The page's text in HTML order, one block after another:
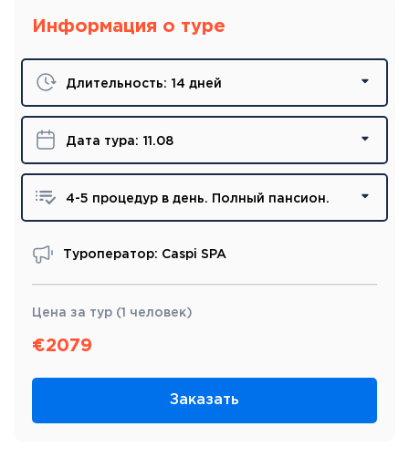
Информация о туре
Длительность: 14 дней
Дата тура: 11.08
4-5 процедур в день. Полный пансион.
Туроператор: Caspi SPA
Цена за тур (1 человек)
€2079
Заказать